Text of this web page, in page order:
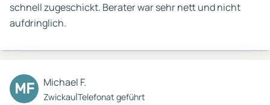
schnell zugeschickt. Berater war sehr nett und nicht
aufdringlich.
MF Michael F.
Zwickau|Telefonat geführt